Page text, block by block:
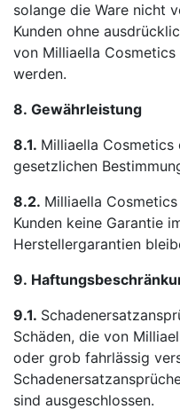
solange die Ware nicht
Kunden ohne
von Milliaella
werden.
8. Gewährleistung
8.1. Milliaella Cosmetics
gesetzlichen
8.2. Milliaella
Kunden keine Garantie
Herstellergarantien
9.
9.1.
Schäden, die von
oder grob fahrlässig
sind ausgeschlossen.